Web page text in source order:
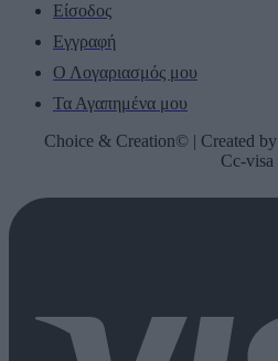
Είσοδος
Εγγραφή
Ο Λογαριασμός μου
Τα Αγαπημένα μου
Choice & Creation© | Created by
Cc-visa